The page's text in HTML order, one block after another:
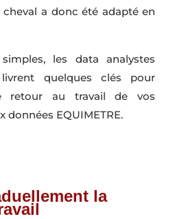
a donc été adapté en
les data analystes
livrent quelques clés pour
retour au travail de vos
données EQUIMETRE.
la